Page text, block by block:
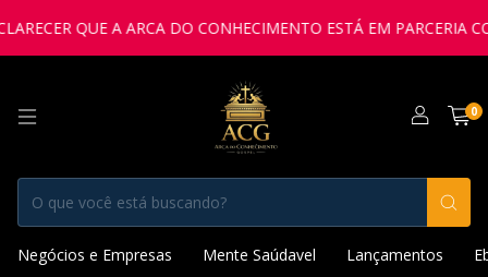
QUE A ARCA DO CONHECIMENTO ESTÁ EM PARCERIA
0
Negócios e Empresas Mente Saúdavel Lançamentos